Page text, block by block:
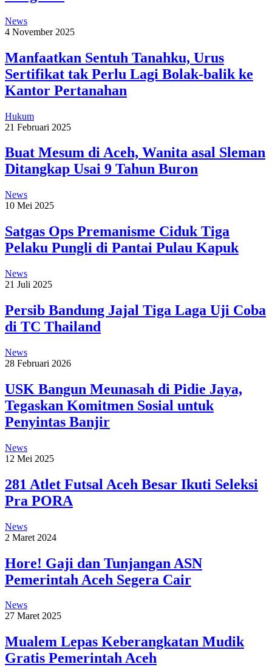
News
4 November 2025
Manfaatkan Sentuh Tanahku, Urus
Sertifikat tak Perlu Lagi Bolak-balik ke
Kantor Pertanahan
Hukum
21 Februari 2025
Buat Mesum di Aceh, Wanita asal Sleman
Ditangkap Usai 9 Tahun Buron
News
10 Mei 2025
Satgas Ops Premanisme Ciduk Tiga
Pelaku Pungli di Pantai Pulau Kapuk
News
21 Juli 2025
Persib Bandung Jajal Tiga Laga Uji Coba
di TC Thailand
News
28 Februari 2026
USK Bangun Meunasah di Pidie Jaya,
Tegaskan Komitmen Sosial untuk
Penyintas Banjir
News
12 Mei 2025
281 Atlet Futsal Aceh Besar Ikuti Seleksi
Pra PORA
News
2 Maret 2024
Hore! Gaji dan Tunjangan ASN
Pemerintah Aceh Segera Cair
News
27 Maret 2025
Mualem Lepas Keberangkatan Mudik
Gratis Pemerintah Aceh